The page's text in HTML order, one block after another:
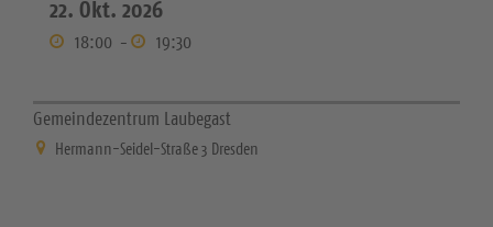
22. Okt. 2026
18:00 - 19:30
Gemeindezentrum Laubegast
Hermann-Seidel-Straße 3 Dresden